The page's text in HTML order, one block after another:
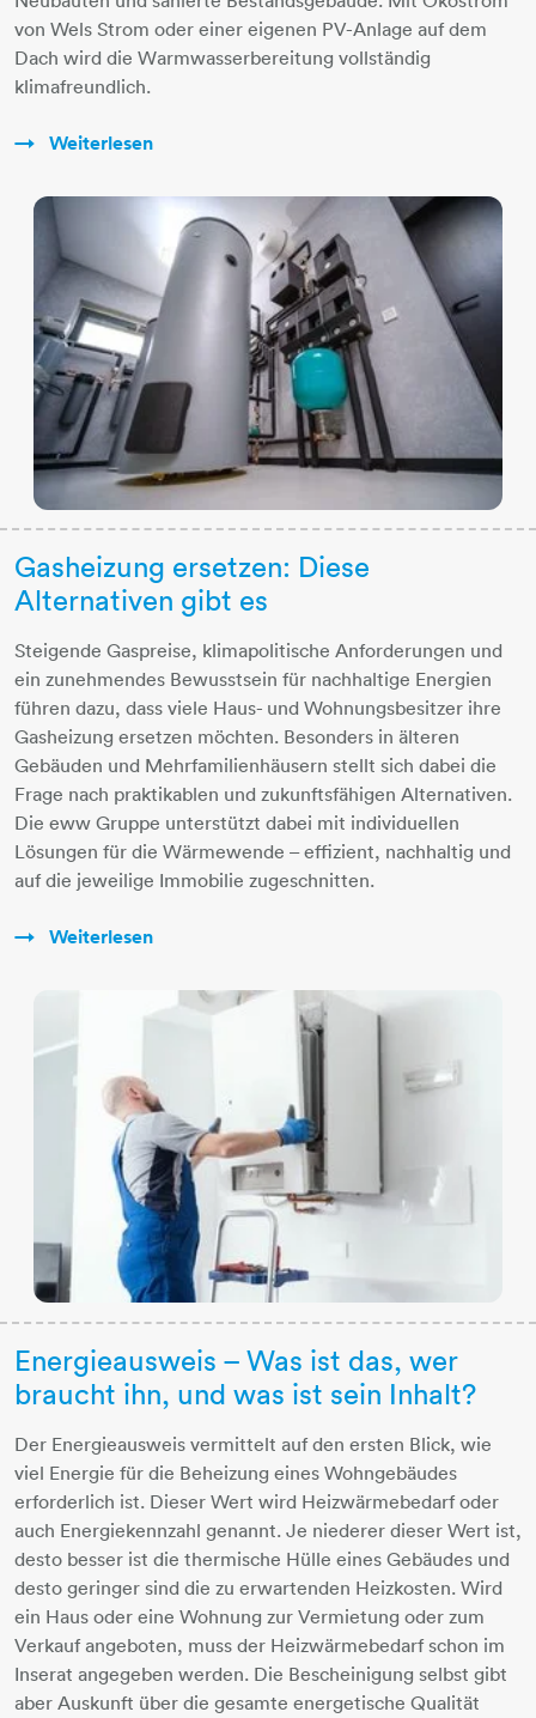
von Wels Strom oder einer eigenen PV-Anlage auf dem
Dach wird die Warmwasserbereitung vollständig
klimafreundlich.
Weiterlesen
Gasheizung ersetzen: Diese
Alternativen gibt es
Steigende Gaspreise, klimapolitische Anforderungen und
ein zunehmendes Bewusstsein für nachhaltige Energien
führen dazu, dass viele Haus- und Wohnungsbesitzer ihre
Gasheizung ersetzen möchten. Besonders in älteren
Gebäuden und Mehrfamilienhäusern stellt sich dabei die
Frage nach praktikablen und zukunftsfähigen Alternativen.
Die eww Gruppe unterstützt dabei mit individuellen
Lösungen für die Wärmewende – effizient, nachhaltig und
auf die jeweilige Immobilie zugeschnitten.
Weiterlesen
Energieausweis – Was ist das, wer
braucht ihn, und was ist sein Inhalt?
Der Energieausweis vermittelt auf den ersten Blick, wie
viel Energie für die Beheizung eines Wohngebäudes
erforderlich ist. Dieser Wert wird Heizwärmebedarf oder
auch Energiekennzahl genannt. Je niederer dieser Wert ist,
desto besser ist die thermische Hülle eines Gebäudes und
desto geringer sind die zu erwartenden Heizkosten. Wird
ein Haus oder eine Wohnung zur Vermietung oder zum
Verkauf angeboten, muss der Heizwärmebedarf schon im
Inserat angegeben werden. Die Bescheinigung selbst gibt
aber Auskunft über die gesamte energetische Qualität